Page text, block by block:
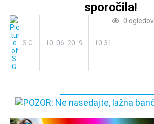
sporočila!
S.G. 10. 06. 2019 10:31
0 ogledov